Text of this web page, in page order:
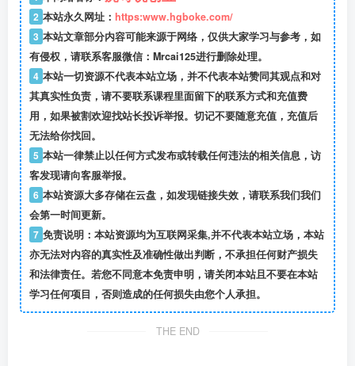
2 本站永久网址： https:www.hgboke.com/
3 本站文章部分内容可能来源于网络，仅供大家学习与参考，如
有侵权，请联系客服微信：Mrcai125进行删除处理。
4 本站一切资源不代表本站立场，并不代表本站赞同其观点和对
其真实性负责，请不要联系课程里面留下的联系方式和充值费
用，如果被割欢迎找站长投诉举报。切记不要随意充值，充值后
无法给你找回。
5 本站一律禁止以任何方式发布或转载任何违法的相关信息，访
客发现请向客服举报。
6 本站资源大多存储在云盘，如发现链接失效，请联系我们我们
会第一时间更新。
7 免责说明：本站资源均为互联网采集,并不代表本站立场，本站
亦无法对内容的真实性及准确性做出判断，不承担任何财产损失
和法律责任。若您不同意本免责申明，请关闭本站且不要在本站
学习任何项目，否则造成的任何损失由您个人承担。
THE END